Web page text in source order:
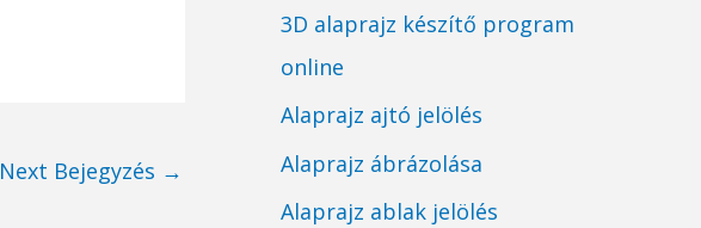
Next Bejegyzés →
3D alaprajz készítő program
online
Alaprajz ajtó jelölés
Alaprajz ábrázolása
Alaprajz ablak jelölés